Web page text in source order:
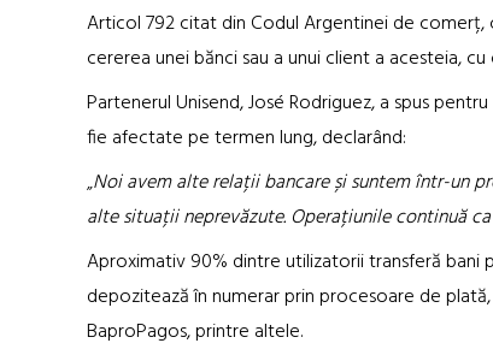
Articol 792 citat din Codul Argentinei de
cererea unei bănci sau a unui client a acesteia,
Partenerul Unisend, José Rodriguez, a spus
fie afectate pe termen lung, declarând:
„Noi avem alte relații bancare și suntem într-un
alte situații neprevăzute. Operațiunile continuă
Aproximativ 90% dintre utilizatorii transferă bani
depozitează în numerar prin procesoare de
BaproPagos, printre altele.